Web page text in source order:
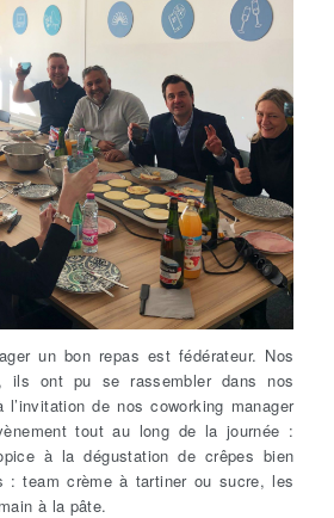
un bon repas est fédérateur. Nos
ils ont pu se rassembler dans nos
de nos coworking manager
tout au long de la journée :
à la dégustation de crêpes bien
: team crème à tartiner ou sucre, les
à la pâte.